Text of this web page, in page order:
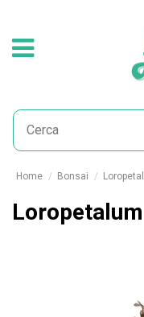
Home Bonsai
Loropetalum